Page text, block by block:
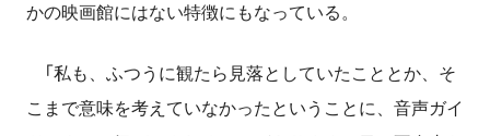
かの映画館にはない特徴にもなっている。
「私も、ふつうに観たら見落としていたこととか、そ
こまで意味を考えていなかったということに、音声ガイ